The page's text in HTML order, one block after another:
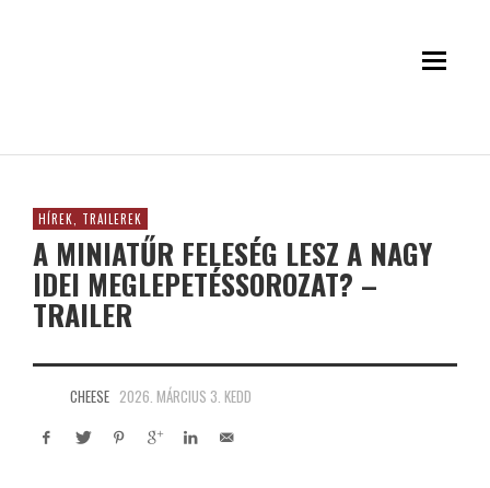
HÍREK, TRAILEREK
A MINIATŰR FELESÉG LESZ A NAGY
IDEI MEGLEPETÉSSOROZAT? –
TRAILER
CHEESE 2026. MÁRCIUS 3. KEDD